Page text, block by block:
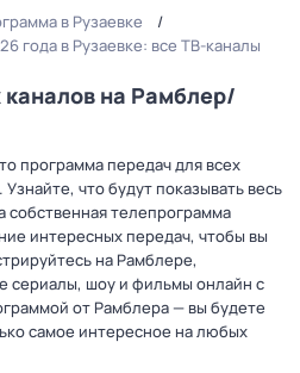
в Рузаевке
года в Рузаевке: все ТВ-каналы
на Рамблер/
программа передач для всех
что будут показывать весь
собственная телепрограмма
интересных передач, чтобы вы
на Рамблере,
сериалы, шоу и фильмы онлайн с
от Рамблера — вы будете
самое интересное на любых